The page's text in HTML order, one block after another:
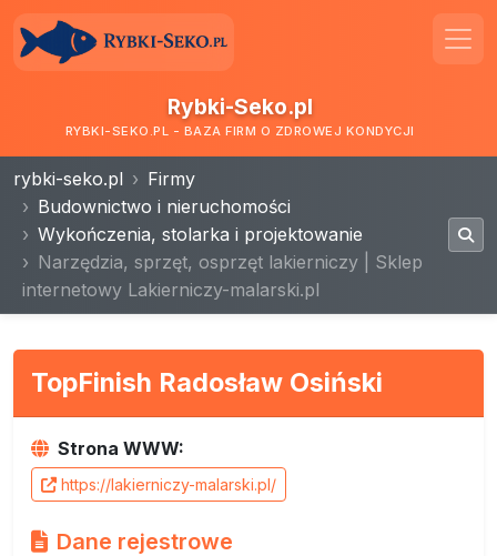
Rybki-Seko.pl
RYBKI-SEKO.PL - BAZA FIRM O ZDROWEJ KONDYCJI
rybki-seko.pl
Firmy
Budownictwo i nieruchomości
Wykończenia, stolarka i projektowanie
Narzędzia, sprzęt, osprzęt lakierniczy | Sklep
internetowy Lakierniczy-malarski.pl
TopFinish Radosław Osiński
Strona WWW:
https://lakierniczy-malarski.pl/
Dane rejestrowe